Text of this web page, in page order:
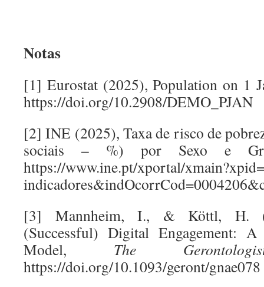
Notas
[1] Eurostat (2025), Population on 1
https://doi.org/10.2908/DEMO_PJAN
[2] INE (2025), Taxa de risco de
sociais – %) por Sexo e
https://www.ine.pt/xportal/
[3] Mannheim, I., & Köttl, H.
(Successful) Digital Engagement: A
Model, The
https://doi.org/10.1093/geront/gnae078